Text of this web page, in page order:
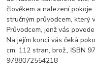
člověkem a nalezení
stručným průvodcem, který
Průvodcem, jenž vás
Na jejím konci vás čeká
cm, 112 stran, brož., ISBN
9788072554218